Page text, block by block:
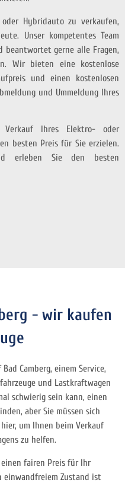
Hybridauto zu verkaufen,
Unser kompetentes Team
gerne alle Fragen,
Wir bieten eine kostenlose
und einen kostenlosen
und Ummeldung Ihres
Verkauf Ihres Elektro- oder
besten Preis für Sie erzielen.
erleben Sie den besten
- wir kaufen
Camberg, einem Service,
und Lastkraftwagen
schwierig sein kann, einen
aber Sie müssen sich
hier, um Ihnen beim Verkauf
zu helfen.
fairen Preis für Ihr
einwandfreiem Zustand ist